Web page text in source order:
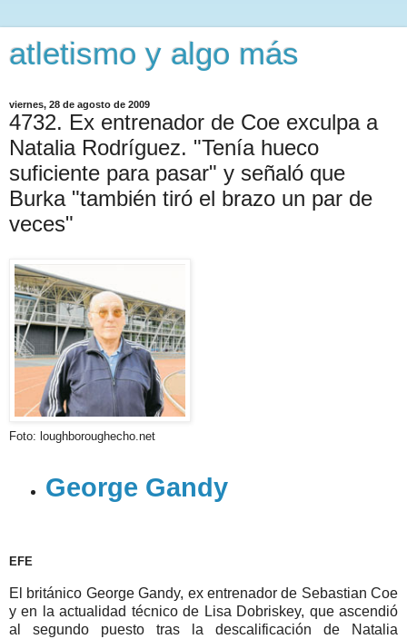
atletismo y algo más
viernes, 28 de agosto de 2009
4732. Ex entrenador de Coe exculpa a
Natalia Rodríguez. "Tenía hueco
suficiente para pasar" y señaló que
Burka "también tiró el brazo un par de
veces"
Foto: loughboroughecho net
George Gandy
EFE
El británico George Gandy, exentrenador de Sebastian Coe
y en la actualidad técnico de Lisa Dobriskey, que ascendió
al segundo puesto tras la descalificación de
Natalia